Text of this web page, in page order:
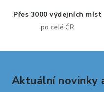
Přes 3000 výdejních míst
po celé ČR
Aktuální novinky